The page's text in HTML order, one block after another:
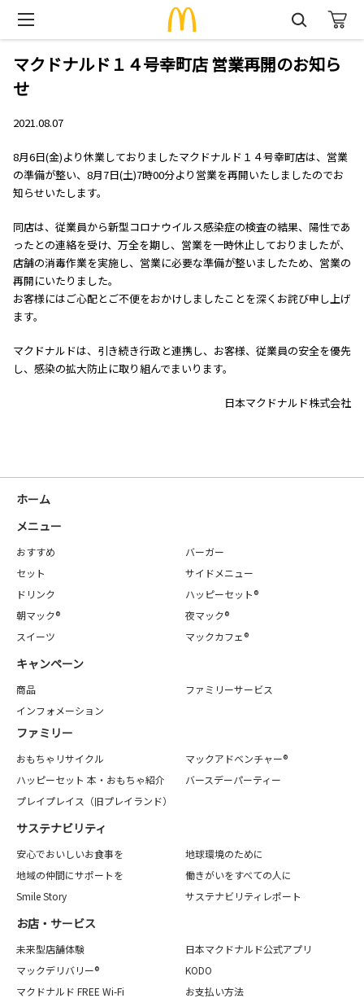
マクドナルド１４号幸町店 営業再開のお知ら
せ
2021.08.07
8月6日(金)より休業しておりましたマクドナルド１４号幸町店は、営業
の準備が整い、8月7日(土)7時00分より営業を再開いたしましたのでお
知らせいたします。
同店は、従業員から新型コロナウイルス感染症の検査の結果、陽性であ
ったとの連絡を受け、万全を期し、営業を一時休止しておりましたが、
店舗の消毒作業を実施し、営業に必要な準備が整いましたため、営業の
再開にいたりました。
お客様にはご心配とご不便をおかけしましたことを深くお詫び申し上げ
ます。
マクドナルドは、引き続き行政と連携し、お客様、従業員の安全を優先
し、感染の拡大防止に取り組んでまいります。
日本マクドナルド株式会社
ホーム
メニュー
おすすめ
バーガー
セット
サイドメニュー
ドリンク
ハッピーセット®
朝マック®
夜マック®
スイーツ
マックカフェ®
キャンペーン
商品
ファミリーサービス
インフォメーション
ファミリー
おもちゃリサイクル
マックアドベンチャー®
ハッピーセット 本・おもちゃ紹介
バースデーパーティー
プレイプレイス（旧プレイランド）
サステナビリティ
安心でおいしいお食事を
地球環境のために
地域の仲間にサポートを
働きがいをすべての人に
Smile Story
サステナビリティレポート
お店・サービス
未来型店舗体験
日本マクドナルド公式アプリ
マックデリバリー®
KODO
マクドナルド FREE Wi-Fi
お支払い方法